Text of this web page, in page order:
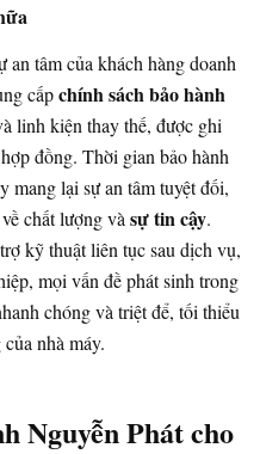
tâm của khách hàng doanh
cấpchính sách bảo hành
linh kiện thay thế, được ghi
đồng. Thời gian bảo hành
mang lại sự an tâm tuyệt đối,
chất lượng và sự tin cậy.
kỹ thuật liên tục sau dịch vụ,
mọi vấn đề phát sinh trong
chóng và triệt để, tối thiểu
nhà máy.
Nguyễn Phát cho